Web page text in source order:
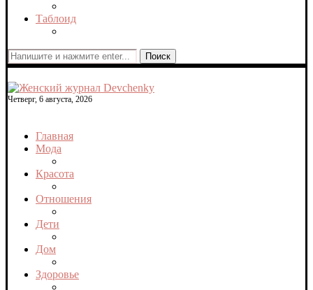
Таблоид
Поиск
Четверг, 6 августа, 2026
Главная
Мода
Красота
Отношения
Дети
Дом
Здоровье